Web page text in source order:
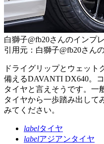
白獅子@fb20さんのインプ
引用元：白獅子@fb20さん
ドライグリップとウェット
備えるDAVANTI DX640。
タイヤと言えそうです。一
タイヤから一歩踏み出して
みてください。
labelタイヤ
labelアジアンタイヤ